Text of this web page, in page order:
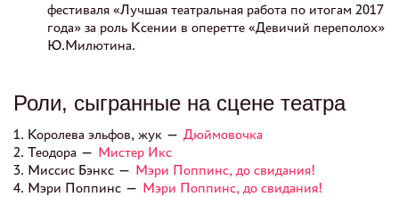
фестиваля «Лучшая театральная работа по итогам 2017
года» за роль Ксении в оперетте «Девичий переполох»
Ю.Милютина.
Роли, сыгранные на сцене театра
1. Королева эльфов, жук — Дюймовочка
2. Теодора — Мистер Икс
3. Миссис Бэнкс — Мэри Поппинс, до свидания!
4. Мэри Поппинс — Мэри Поппинс, до свидания!